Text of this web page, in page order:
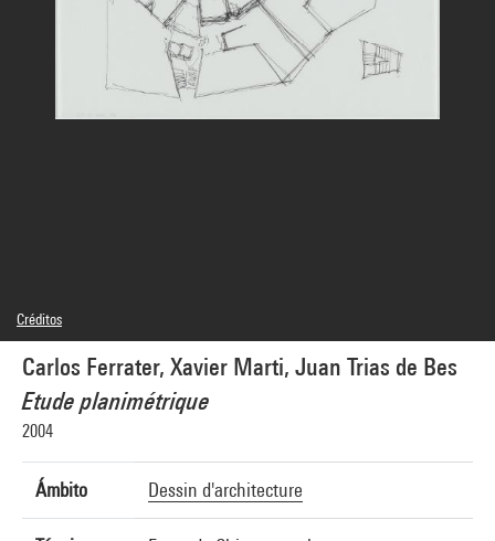
Carlos Ferrater, Xavier Marti, Juan Trias de Bes
Etude planimétrique
2004
Ámbito Dessin d'architecture
Créditos
© Carlos Ferrater, © Xavier Marti, © Juan Trias de Bes
Créditos fotográficos : Centre Pompidou, MNAM-CCI/Hervé Véronèse/Dist.
Referencia de la imagen : 4N23761
Difusión de la imagen :